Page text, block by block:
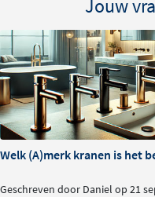
Deze doucheset
Power System,
krachtige straal wordt
systeemzorgt voor
dat je dat merkt aan het
Plumber Friendly
voor de loodgieter, wat
Flühs systeemzorgt
Jouw
Welk (A)merk kranen is het
Geschreven door Daniel op 21